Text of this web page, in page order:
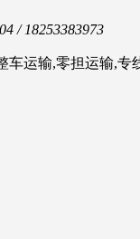
/ 18253383973
车运输,零担运输,专